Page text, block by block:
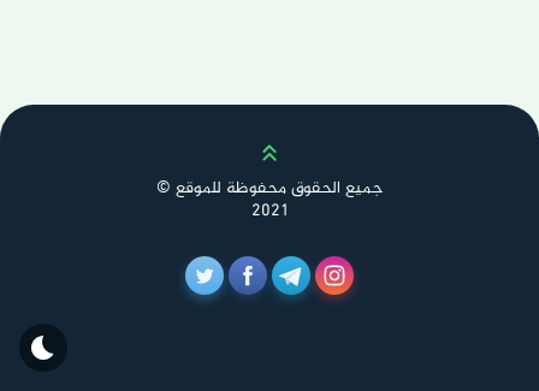
Scroll up
جميع الحقوق محفوظة للموقع ©
2021